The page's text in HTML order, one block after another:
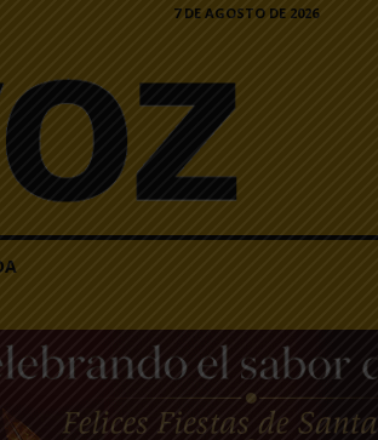
7 DE AGOSTO DE 2026